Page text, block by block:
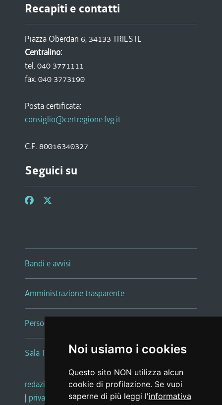
Noi usiamo i cookies
Questo sito NON utilizza alcun
cookie di profilazione. Se vuoi
saperne di più leggi l'informativa
Recapiti e contatti
Piazza Oberdan 6, 34133 TRIESTE
Centralino:
tel. 040 3771111
fax. 040 3773190
Posta certificata:
consiglio@certregione.fvg.it
C.F. 80016340327
Seguici su
Bandi e avvisi
Amministrazione trasparente
Persone e Uffici
Sala Tiziano Tessitori
redazione web |note legali |glossario
| privacy social media policy